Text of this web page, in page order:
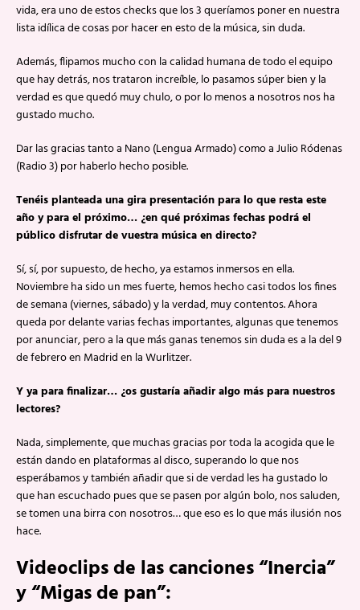
vida, era uno de estos checks que los 3 queríamos poner en nuestra
lista idílica de cosas por hacer en esto de la música, sin duda.
Además, flipamos mucho con la calidad humana de todo el equipo
que hay detrás, nos trataron increíble, lo pasamos súper bien y la
verdad es que quedó muy chulo, o por lo menos a nosotros nos ha
gustado mucho.
Dar las gracias tanto a Nano (Lengua Armado) como a Julio Ródenas
(Radio 3) por haberlo hecho posible.
Tenéis planteada una gira presentación para lo que resta este
año y para el próximo… ¿en qué próximas fechas podrá el
público disfrutar de vuestra música en directo?
Sí, sí, por supuesto, de hecho, ya estamos inmersos en ella.
Noviembre ha sido un mes fuerte, hemos hecho casi todos los fines
de semana (viernes, sábado) y la verdad, muy contentos. Ahora
queda por delante varias fechas importantes, algunas que tenemos
por anunciar, pero a la que más ganas tenemos sin duda es a la del 9
de febrero en Madrid en la Wurlitzer.
Y ya para finalizar… ¿os gustaría añadir algo más para nuestros
lectores?
Nada, simplemente, que muchas gracias por toda la acogida que le
están dando en plataformas al disco, superando lo que nos
esperábamos y también añadir que si de verdad les ha gustado lo
que han escuchado pues que se pasen por algún bolo, nos saluden,
se tomen una birra con nosotros… que eso es lo que más ilusión nos
hace.
Videoclips de las canciones “Inercia”
y “Migas de pan”: